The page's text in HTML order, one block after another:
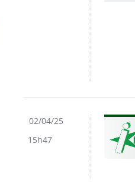
02/04/25
15h47